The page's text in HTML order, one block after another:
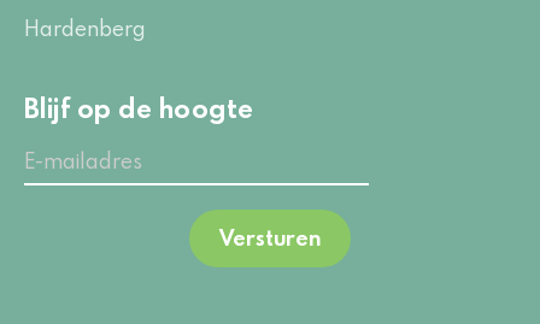
Hardenberg
Blijf op de hoogte
Versturen